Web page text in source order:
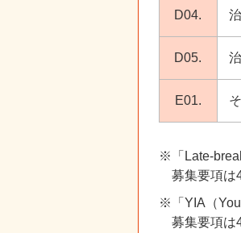
D04.
D05.
E01.
※「Late-
募集要項は
※「YIA（
募集要項は